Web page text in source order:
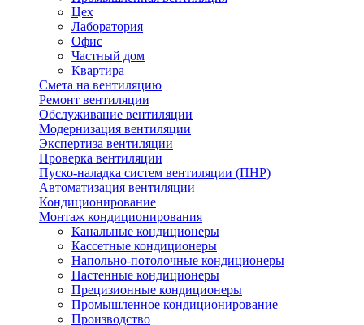
Цех
Лаборатория
Офис
Частный дом
Квартира
Смета на вентиляцию
Ремонт вентиляции
Обслуживание вентиляции
Модернизация вентиляции
Экспертиза вентиляции
Проверка вентиляции
Пуско-наладка систем вентиляции (ПНР)
Автоматизация вентиляции
Кондиционирование
Монтаж кондиционирования
Канальные кондиционеры
Кассетные кондиционеры
Напольно-потолочные кондиционеры
Настенные кондиционеры
Прецизионные кондиционеры
Промышленное кондиционирование
Производство